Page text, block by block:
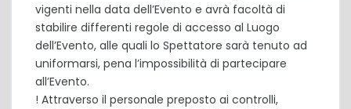
vigenti nella data dell’Evento e avrà facoltà di
stabilire differenti regole di accesso al Luogo
dell’Evento, alle quali lo Spettatore sarà tenuto ad
uniformarsi, pena l’impossibilità di partecipare
all’Evento.
! Attraverso il personale preposto ai controlli,